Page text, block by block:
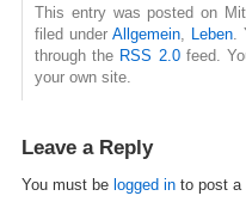
This entry was posted on
filed underAllgemein Leben
through the RSS 2.0feed.
your own site.
Leave a Reply
You must be logged in to post a